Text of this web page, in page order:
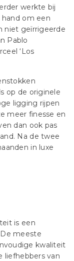
werkte bij
hand om een
niet geïrrigeerde
Pablo
‘Los
op de originele
ligging rijpen
meer finesse en
dan ook pas
Na de twee
in luxe
is een
meeste
kwaliteit
liefhebbers van